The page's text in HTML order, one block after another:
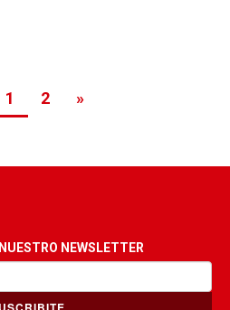
1 2 »
NEWSLETTER